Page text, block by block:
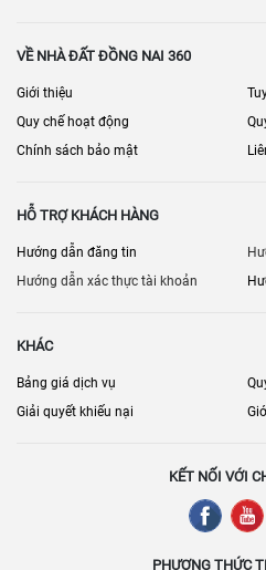
VỀ NHÀ ĐẤT ĐỒNG NAI 360
Giới thiệu
Quy chế hoạt động
Chính sách bảo mật
HỖ TRỢ KHÁCH HÀNG
Hướng dẫn đăng tin
Hướng dẫn xác thực tài khoản
KHÁC
Bảng giá dịch vụ
Giải quyết khiếu nại
KẾT NỐI VỚI
PHƯƠNG THỨC